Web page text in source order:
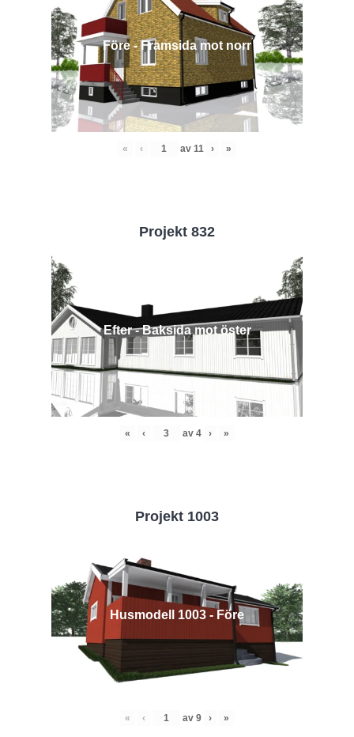
Före - Framsida mot norr
« ‹ av 11 › »
Projekt 832
Efter - Baksida mot öster
« ‹ av 4 › »
Projekt 1003
Husmodell 1003 - Före
« ‹ av 9 › »